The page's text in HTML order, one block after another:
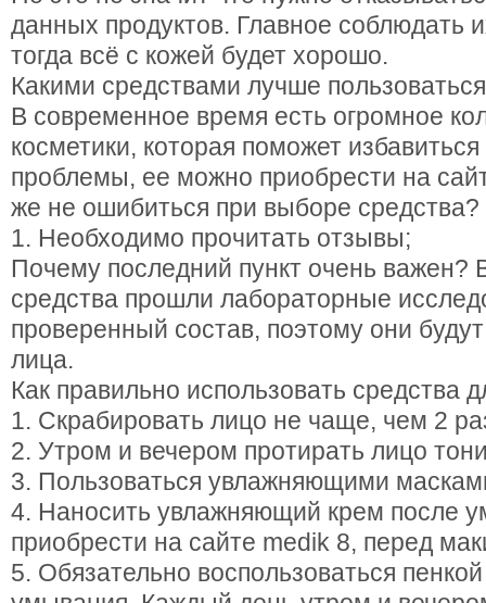
данных продуктов. Главное соблюдать
тогда всё с кожей будет хорошо.
Какими средствами лучше
В современное время есть огромное
косметики, которая поможет
проблемы, ее можно приобрести на
же не ошибиться при выборе средства?
1. Необходимо прочитать отзывы;
Почему последний пункт очень важен?
средства прошли лабораторные
проверенный состав, поэтому они
лица.
Как правильно использовать средства
1. Скрабировать лицо не чаще, чем 2
2. Утром и вечером протирать лицо
3. Пользоваться увлажняющими
4. Наносить увлажняющий крем после
приобрести на сайте medik 8, перед
5. Обязательно воспользоваться